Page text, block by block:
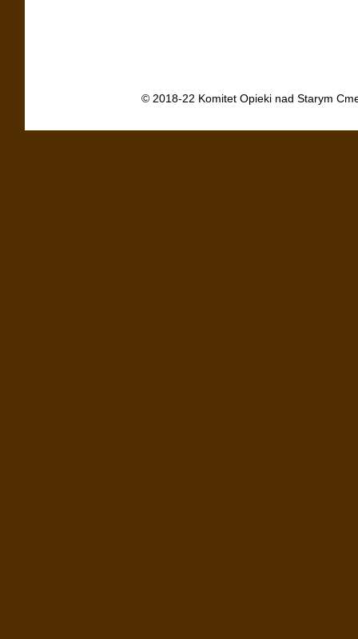
© 2018-22 Komitet Opieki nad Starym